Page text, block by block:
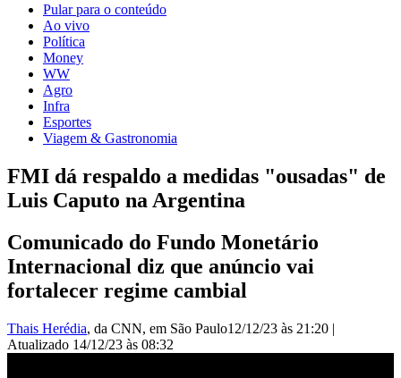
Pular para o conteúdo
Ao vivo
Política
Money
WW
Agro
Infra
Esportes
Viagem & Gastronomia
FMI dá respaldo a medidas "ousadas" de
Luis Caputo na Argentina
Comunicado do Fundo Monetário
Internacional diz que anúncio vai
fortalecer regime cambial
Thais Herédia, da CNN, em São Paulo12/12/23 às 21:20 |
Atualizado 14/12/23 às 08:32